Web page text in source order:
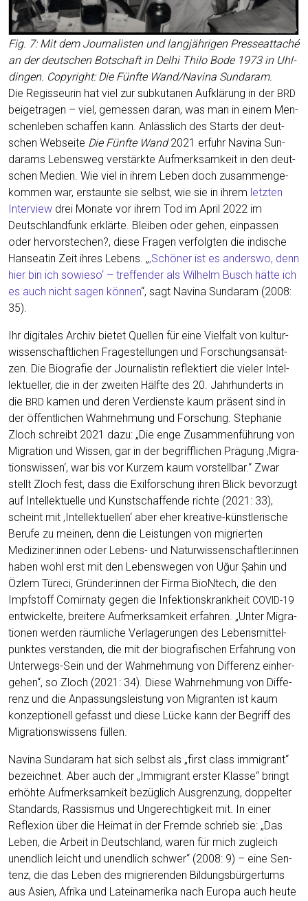
Fig. 7: Mit dem Jour­na­lis­ten und lang­jäh­ri­gen Pres­se­at­ta­ché
an der deut­schen Bot­schaft in Delhi Thi­lo Bode 1973 in Uhl­
din­gen. Copy­right: Die Fünf­te Wand/Navina Sun­daram.
Die Regis­seu­rin hat viel zur sub­ku­ta­nen Auf­klä­rung in der BRD
bei­getra­gen – viel, gemes­sen dar­an, was man in einem Men­
schen­le­ben schaf­fen kann. Anläss­lich des Starts der deut­
schen Web­sei­te Die Fünf­te Wand2021 erfuhr Navina Sun­
darams Lebens­weg ver­stärk­te Auf­merk­sam­keit in den deut­
schen Medi­en. Wie viel in ihrem Leben doch zusam­men­ge­
kom­men war, erstaun­te sie selbst, wie sie in ihrem letz­ten
Inter­view drei Mona­te vor ihrem Tod im April 2022 im
Deutsch­land­funk erklär­te. Blei­ben oder gehen, ein­pas­sen
oder her­vor­ste­chen?, die­se Fra­gen ver­folg­ten die indi­sche
Han­sea­tin Zeit ihres Lebens. „‚Schö­ner ist es anders­wo, denn
hier bin ich sowie­so‘ – tref­fen­der als Wil­helm Busch hät­te ich
es auch nicht sagen kön­nen“, sagt Navina Sun­daram (2008:
35).
Ihr digi­ta­les Archiv bie­tet Quel­len für eine Viel­falt von kul­tur­
wis­sen­schaft­li­chen Fra­ge­stel­lun­gen und For­schungs­an­sät­
zen. Die Bio­gra­fie der Jour­na­lis­tin reflek­tiert die vie­ler Intel­
lek­tu­el­ler, die in der zwei­ten Hälf­te des 20. Jahr­hun­derts in
die BRD kamen und deren Ver­diens­te kaum prä­sent sind in
der öffent­li­chen Wahr­neh­mung und For­schung. Ste­pha­nie
Zloch schreibt 2021 dazu: „Die enge Zusam­men­füh­rung von
Migra­ti­on und Wis­sen, gar in der begriff­li­chen Prä­gung ‚Migra­
ti­ons­wis­sen‘, war bis vor Kur­zem kaum vor­stell­bar.“ Zwar
stellt Zloch fest, dass die Exil­for­schung ihren Blick bevor­zugt
auf Intel­lek­tu­el­le und Kunst­schaf­fen­de rich­te (2021: 33),
scheint mit ‚Intel­lek­tu­el­len‘ aber eher krea­ti­ve-künst­le­ri­sche
Beru­fe zu mei­nen, denn die Leis­tun­gen von migrier­ten
Mediziner:innen oder Lebens- und Naturwissenschaftler­:innen
haben wohl erst mit den Lebens­we­gen von Uğur Şahin und
Özlem Türe­ci, Gründer:innen der Fir­ma BioNtech, die den
Impf­stoff Comirna­ty gegen die Infek­ti­ons­krank­heit COVID-19
ent­wi­ckel­te, brei­te­re Auf­merk­sam­keit erfah­ren. „Unter Migra­
tio­nen wer­den räum­li­che Ver­la­ge­run­gen des Lebens­mit­tel­
punk­tes ver­stan­den, die mit der bio­gra­fi­schen Erfah­rung von
Unter­wegs-Sein und der Wahr­neh­mung von Dif­fe­renz ein­her­
ge­hen“, so Zloch (2021: 34). Die­se Wahr­neh­mung von Dif­fe­
renz und die Anpas­sungs­leis­tung von Migran­ten ist kaum
kon­zep­tio­nell gefasst und die­se Lücke kann der Begriff des
Migra­ti­ons­wis­sens füllen.
Navina Sun­daram hat sich selbst als „first class immi­grant“
bezeich­net. Aber auch der „Immi­grant ers­ter Klas­se“ bringt
erhöh­te Auf­merk­sam­keit bezüg­lich Aus­gren­zung, dop­pel­ter
Stan­dards, Ras­sis­mus und Unge­rech­tig­keit mit. In einer
Refle­xi­on über die Hei­mat in der Frem­de schrieb sie: „Das
Leben, die Arbeit in Deutsch­land, waren für mich zugleich
unend­lich leicht und unend­lich schwer“ (2008: 9) – eine Sen­
tenz, die das Leben des migrie­ren­den Bil­dungs­bür­ger­tums
aus Asi­en, Afri­ka und Latein­ame­ri­ka nach Euro­pa auch heu­te